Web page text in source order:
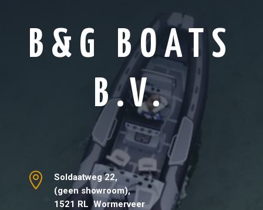
B&G BOATS
B.V.

Soldaatweg 22,
(geen showroom),
1521 RL Wormerveer